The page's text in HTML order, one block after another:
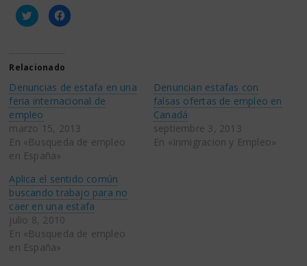
Haz
clic
(Se
abre
una
ventana
nueva)
Haz
clic
una
ventana
nueva)
Relacionado
Denuncias de estafa en una
feria internacional de
empleo
marzo 15, 2013
En «Busqueda de empleo
en España»
Denuncian estafas con
falsas ofertas de empleo en
Canadá
septiembre 3, 2013
En «Inmigracion y Empleo»
Aplica el sentido común
buscando trabajo para no
caer en una estafa
julio 8, 2010
En «Busqueda de empleo
en España»